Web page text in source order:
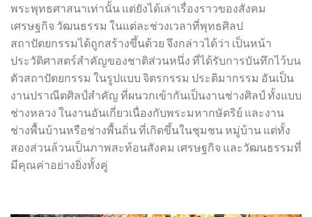
พระพุทธศาสนาเท่านั้น แต่ยังได้เล่าเรื่องราวของสังคม
เศรษฐกิจ วัฒนธรรม ในแต่ละช่วงเวลาที่พุทธศิลป
สถาปัตยกรรมได้ถูกสร้างขึ้นด้วย จึงกล่าวได้ว่า เป็นหน้า
ประวัติศาสตร์สำคัญของชาติส่วนหนึ่ง ที่ได้รับการบันทึกไว้บน
ตัวสถาปัตยกรรม ในรูปแบบ จิตรกรรม ประติมากรรม อันเป็น
งานปราณีตศิลป์สำคัญ ที่ผนวกเข้ากันเป็นงานช่างศิลป์ ทั้งแบบ
ช่างหลวง ในงานอันเกี่ยวเนื่องกับพระมหากษัตริย์ และงาน
ช่างพื้นบ้านหรือช่างพื้นถิ่น ที่เกิดขึ้นในชุมชน หมู่บ้าน แต่ทั้ง
สองส่วนล้วนเป็นภาพสะท้อนสังคม เศรษฐกิจ และวัฒนธรรมที่
มีคุณค่าอย่างยิ่งทั้งคู่